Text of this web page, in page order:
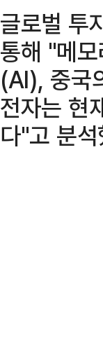
글로벌 투
통해 "메
(AI), 중국
전자는 현
다"고 분